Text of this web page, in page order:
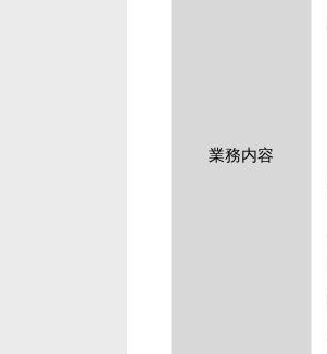
業務内容